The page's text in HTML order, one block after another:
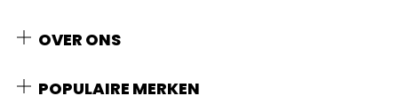
OVER ONS
POPULAIRE MERKEN